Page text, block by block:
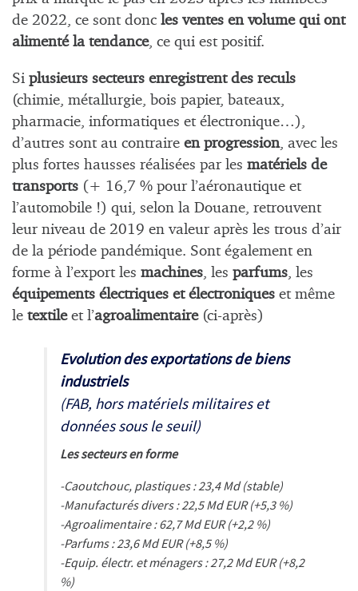
de 2022, ce sont donc les ventes en volume qui ont
alimenté la tendance, ce qui est positif.
Si plusieurs secteurs enregistrent des reculs
(chimie, métallurgie, bois papier, bateaux,
pharmacie, informatiques et électronique…),
d’autres sont au contraire en progression, avec les
plus fortes hausses réalisées par les matériels de
transports (+ 16,7 % pour l’aéronautique et
l’automobile !) qui, selon la Douane, retrouvent
leur niveau de 2019 en valeur après les trous d’air
de la période pandémique. Sont également en
forme à l’export les machines, les parfums, les
équipements électriques et électroniques et même
le textileet l’agroalimentaire(ci-après)
Evolution des exportations de biens
industriels
(FAB, hors matériels militaires et
données sous le seuil)
Les secteurs en forme
-Caoutchouc, plastiques : 23,4 Md (stable)
-Manufacturés divers : 22,5 Md EUR (+5,3 %)
-Agroalimentaire : 62,7 Md EUR (+2,2 %)
-Parfums : 23,6 Md EUR (+8,5 %)
-Equip. électr. et ménagers : 27,2 Md EUR (+8,2
%)